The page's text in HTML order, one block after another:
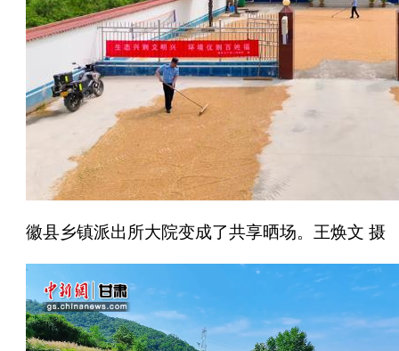
徽县乡镇派出所大院变成了共享晒场。王焕文 摄